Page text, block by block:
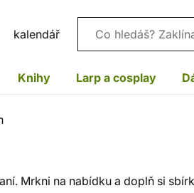
kalendář Vyhledávání
Knihy Larp a cosplay
Mrkni na nabídku a doplň si